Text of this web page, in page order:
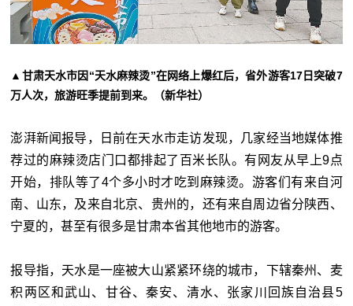
▲甘肃天水市因“天水麻辣烫”在网络上爆红后，省外游客17日突破7
万人次，旅游旺季提前到来。（新华社）
澎湃新闻报导，日前在天水市走访发现，几家经当地媒体推
荐过的麻辣烫店门口都排起了百米长队。有网友从早上9点
开始，排队等了4个多小时才吃到麻辣烫。游客们有来自河
南、山东，及来自北京、贵州的，还有来自周边省分陕西、
宁夏的，甚至有很多是甘肃本省其他地市的游客。
报导指，天水是一座被大山紧紧环绕的城市，下辖秦州、麦
积两区和武山、甘谷、秦安、清水、张家川回族自治县5